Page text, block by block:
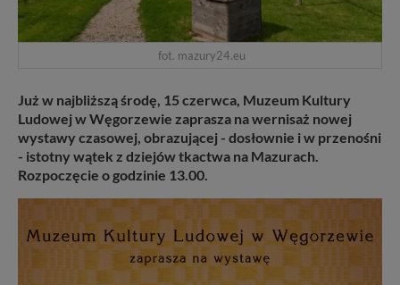
fot. mazury24.eu
Już w najbliższą środę, 15 czerwca, Muzeum Kultury
Ludowej w Węgorzewie zaprasza na wernisaż nowej
wystawy czasowej, obrazującej - dosłownie i w przenośni
- istotny wątek z dziejów tkactwa na Mazurach.
Rozpoczęcie o godzinie 13.00.